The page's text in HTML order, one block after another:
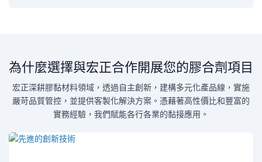
為什麼選擇與宏正合作開展您的膠合劑項目
宏正深耕膠黏材料領域，透過自主創新，建構多元化產品線，實施
嚴苛品質管控，並提供客製化解決方案。憑藉著高性價比和豐富的
實務經驗，我們賦能各行各業的黏接應用。